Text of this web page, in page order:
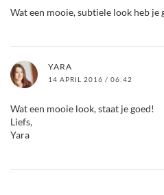
Wat een mooie, subtiele look heb je
YARA
14 APRIL 2016 / 06:42
Wat een mooie look, staat je goed!
Liefs,
Yara